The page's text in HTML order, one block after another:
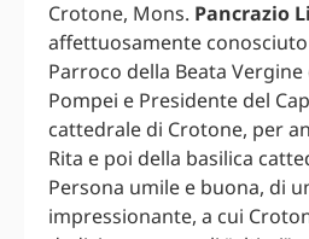
Crotone, Mons. Pancrazio
affettuosamente conosciuto
Parroco della Beata
Pompei e Presidente del
cattedrale di Crotone, per
Rita e poi della basilica
Persona umile e buona, di
impressionante, a cui